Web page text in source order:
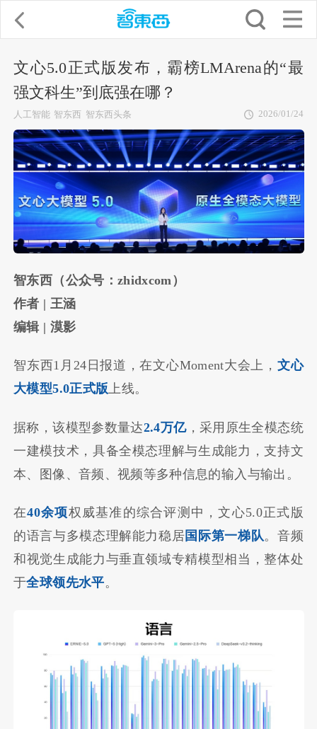
文心5.0正式版发布，霸榜LMArena的“最
强文科生”到底强在哪？
人工智能 智东西 智东西头条 2026/01/24
智东西（公众号：zhidxcom）
作者 | 王涵
编辑 | 漠影
智东西1月24日报道，在文心Moment大会上， 文心
大模型5.0正式版上线。
据称，该模型参数量达2.4万亿，采用原生全模态统
一建模技术，具备全模态理解与生成能力，支持文
本、图像、音频、视频等多种信息的输入与输出。
在40余项权威基准的综合评测中，文心5.0正式版
的语言与多模态理解能力稳居国际第一梯队。音频
和视觉生成能力与垂直领域专精模型相当，整体处
于全球领先水平。